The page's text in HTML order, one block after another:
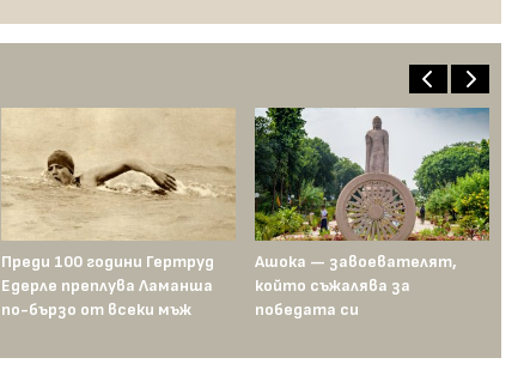
Преди 100 години Гертруд
Едерле преплува Ламанша
по-бързо от всеки мъж
Ашока — завоевателят,
който съжалява за
победата си